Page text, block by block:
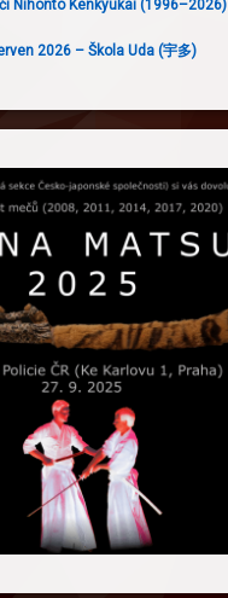
Nihonto Kenkyukai (1996–2026)
2026 – Škola Uda (宇多)